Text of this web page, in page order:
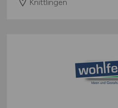
Knittlingen